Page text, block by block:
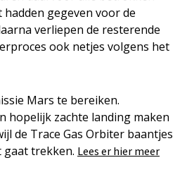
gegeven voor de
verliepen de resterende
ook netjes volgens het
Mars te bereiken.
hopelijk zachte landing maken
de Trace Gas Orbiter baantjes
gaat trekken. Lees er hier meer